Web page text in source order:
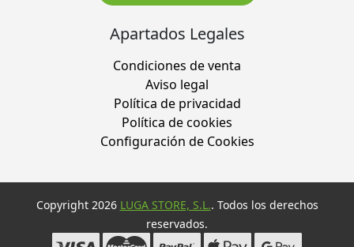
Apartados Legales
Condiciones de venta
Aviso legal
Política de privacidad
Política de cookies
Configuración de Cookies
Copyright 2026 LUGA STORE, S.L.. Todos los derechos
reservados.